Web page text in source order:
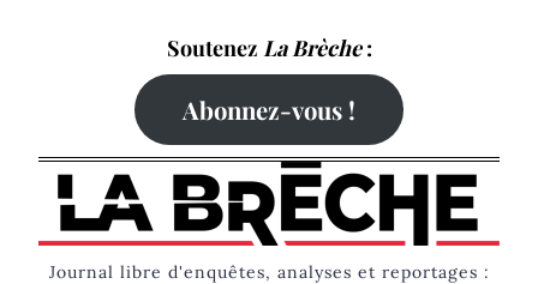
Soutenez La Brèche:
Abonnez-vous !
Journal libre d'enquêtes, analyses et reportages :